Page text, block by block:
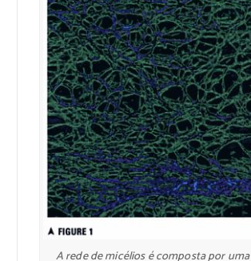
A rede de micélios é composta por uma